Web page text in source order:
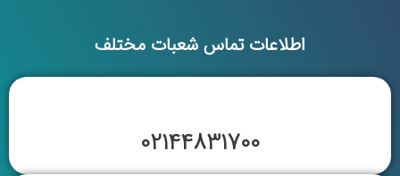
اطلاعات تماس شعبات مختلف
02144831700